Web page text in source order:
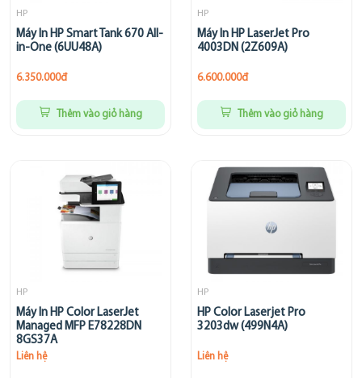
HP
Máy In HP Smart Tank 670 All-
in-One (6UU48A)
6.350.000đ
Thêm vào giỏ hàng
HP
Máy In HP LaserJet Pro
4003DN (2Z609A)
6.600.000đ
Thêm vào giỏ hàng
HP
Máy In HP Color LaserJet
Managed MFP E78228DN
8GS37A
Liên hệ
HP
HP Color Laserjet Pro
3203dw (499N4A)
Liên hệ